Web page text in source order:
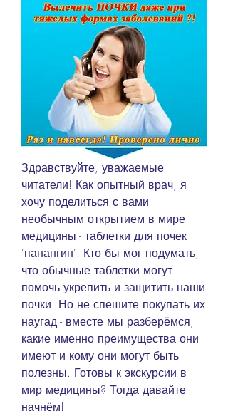
Здравствуйте, уважаемые
читатели! Как опытный врач, я
хочу поделиться с вами
необычным открытием в мире
медицины - таблетки для почек
'панангин'. Кто бы мог подумать,
что обычные таблетки могут
помочь укрепить и защитить наши
почки! Но не спешите покупать их
наугад - вместе мы разберёмся,
какие именно преимущества они
имеют и кому они могут быть
полезны. Готовы к экскурсии в
мир медицины? Тогда давайте
начнём!